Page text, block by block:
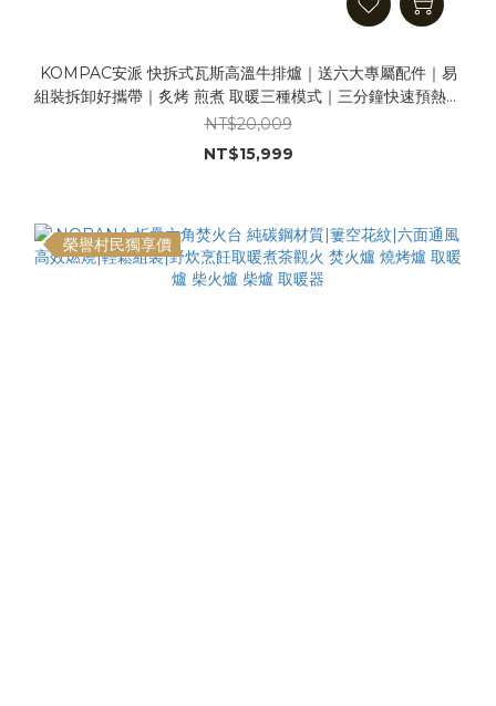
KOMPAC安派 快拆式瓦斯高溫牛排爐｜送六大專屬配件｜易
組裝拆卸好攜帶｜炙烤 煎煮 取暖三種模式｜三分鐘快速預熱｜
不鏽鋼電烤爐 燒烤爐
NT$20,009
NT$15,999
榮譽村民獨享價